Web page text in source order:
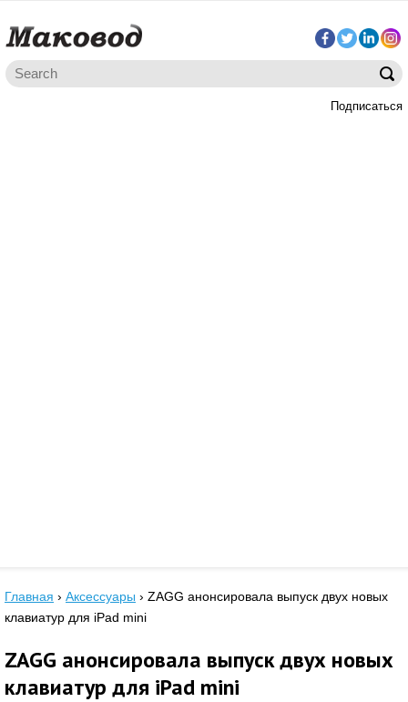
Подписаться
Главная › Аксессуары › ZAGG анонсировала выпуск двух новых
клавиатур для iPad mini
ZAGG анонсировала выпуск двух новых
клавиатур для iPad mini